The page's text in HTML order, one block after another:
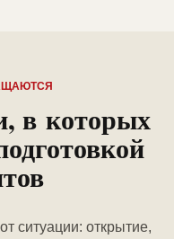
в которых
ситуации: открытие,